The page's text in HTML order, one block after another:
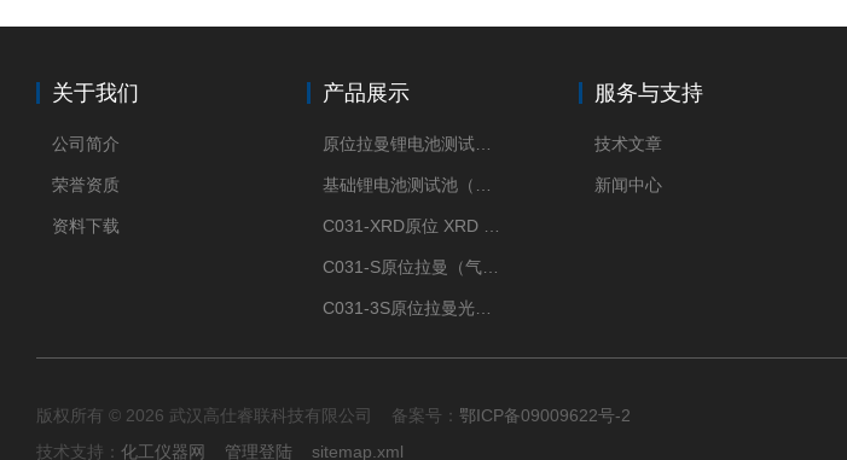
关于我们
公司简介
荣誉资质
资料下载
产品展示 服务与支持
技术文章
新闻中心
版权所有 © 2026 武汉高仕睿联科技有限公司 备案号： 鄂ICP备09009622号-2
技术支持： 化工仪器网 管理登陆 sitemap.xml